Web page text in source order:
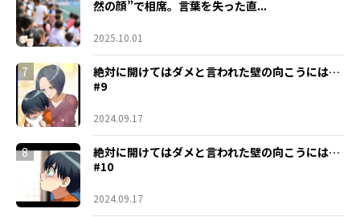
然の顔”で相席。言葉を失った直...
2025.10.01
7
絶対に開けてはダメと言われた壁の向こうには…
#9
2024.09.17
8
絶対に開けてはダメと言われた壁の向こうには…
#10
2024.09.17